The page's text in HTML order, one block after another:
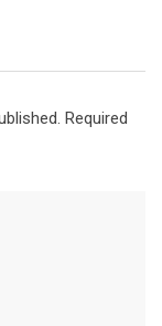
Required